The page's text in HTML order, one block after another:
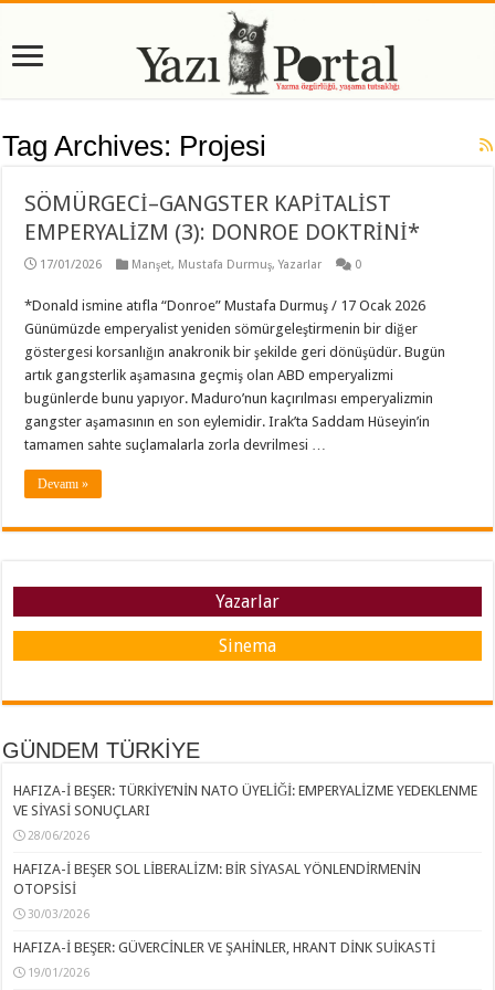
Tag Archives: Projesi
SÖMÜRGECİ–GANGSTER KAPİTALİST
EMPERYALİZM (3): DONROE DOKTRİNİ*
17/01/2026 Manşet, Mustafa Durmuş,Yazarlar 0
*Donald ismine atıfla “Donroe” Mustafa Durmuş / 17 Ocak 2026
Günümüzde emperyalist yeniden sömürgeleştirmenin bir diğer
göstergesi korsanlığın anakronik bir şekilde geri dönüşüdür. Bugün
artık gangsterlik aşamasına geçmiş olan ABD emperyalizmi
bugünlerde bunu yapıyor. Maduro’nun kaçırılması emperyalizmin
gangster aşamasının en son eylemidir. Irak’ta Saddam Hüseyin’in
tamamen sahte suçlamalarla zorla devrilmesi …
Devamı »
Yazarlar
Sinema
GÜNDEM TÜRKİYE
HAFIZA-İ BEŞER: TÜRKİYE’NİN NATO ÜYELİĞİ: EMPERYALİZME YEDEKLENME
VE SİYASİ SONUÇLARI
28/06/2026
HAFIZA-İ BEŞER SOL LİBERALİZM: BİR SİYASAL YÖNLENDİRMENİN
OTOPSİSİ
30/03/2026
HAFIZA-İ BEŞER: GÜVERCİNLER VE ŞAHİNLER, HRANT DİNK SUİKASTİ
19/01/2026